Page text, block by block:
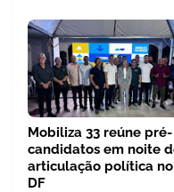
Mobiliza 33 reúne pré-
candidatos em noite
articulação política no
DF